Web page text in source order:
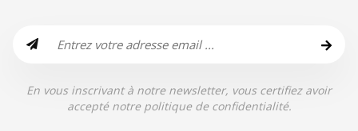
En vous inscrivant à notre newsletter, vous certifiez avoir
accepté notre politique de confidentialité.